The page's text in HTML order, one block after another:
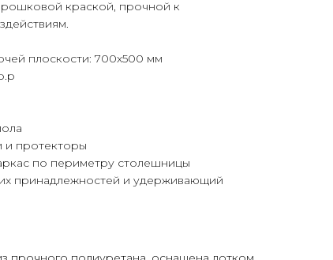
краской, прочной к
плоскости: 700х500 мм
и протекторы
по периметру столешницы
принадлежностей и удерживающий